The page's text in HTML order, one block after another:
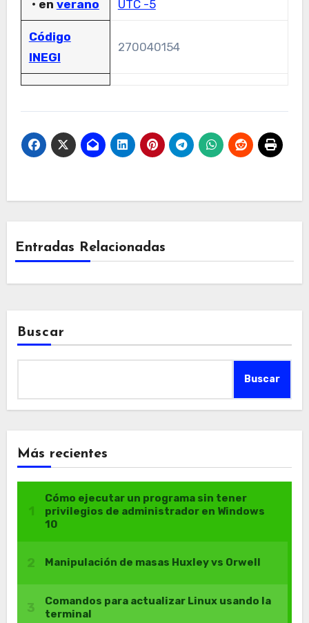
• en verano UTC -5
Código
INEGI
270040154​
Entradas Relacionadas
Buscar
Buscar
Más recientes